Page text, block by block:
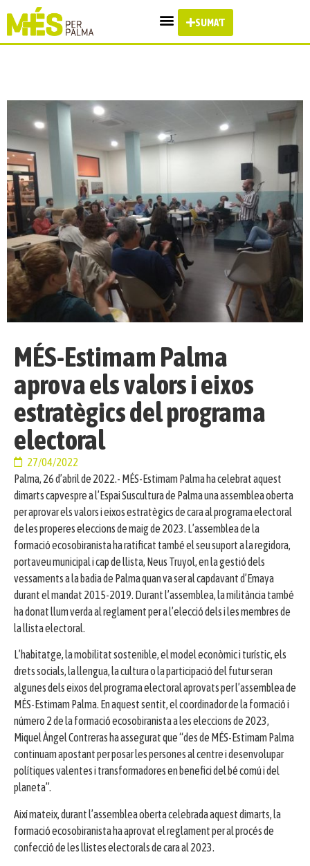
SUMA'T
MÉS-Estimam Palma
aprova els valors i eixos
estratègics del programa
electoral
27/04/2022
Palma, 26 d’abril de 2022.- MÉS-Estimam Palma ha celebrat aquest
dimarts capvespre a l’Espai Suscultura de Palma una assemblea oberta
per aprovar els valors i eixos estratègics de cara al programa electoral
de les properes eleccions de maig de 2023. L’assemblea de la
formació ecosobiranista ha ratificat també el seu suport a la regidora,
portaveu municipal i cap de llista, Neus Truyol, en la gestió dels
vessaments a la badia de Palma quan va ser al capdavant d’Emaya
durant el mandat 2015-2019. Durant l’assemblea, la militància també
ha donat llum verda al reglament per a l’elecció dels i les membres de
la llista electoral.
L’habitatge, la mobilitat sostenible, el model econòmic i turístic, els
drets socials, la llengua, la cultura o la participació del futur seran
algunes dels eixos del programa electoral aprovats per l’assemblea de
MÉS-Estimam Palma. En aquest sentit, el coordinador de la formació i
número 2 de la formació ecosobiranista a les eleccions de 2023,
Miquel Àngel Contreras ha assegurat que “des de MÉS-Estimam Palma
continuam apostant per posar les persones al centre i desenvolupar
polítiques valentes i transformadores en benefici del bé comú i del
planeta”.
Així mateix, durant l’assemblea oberta celebrada aquest dimarts, la
formació ecosobiranista ha aprovat el reglament per al procés de
confecció de les llistes electorals de cara al 2023.